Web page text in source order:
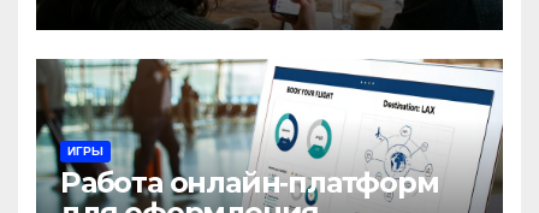
ИГРЫ
Работа онлайн‑платформ